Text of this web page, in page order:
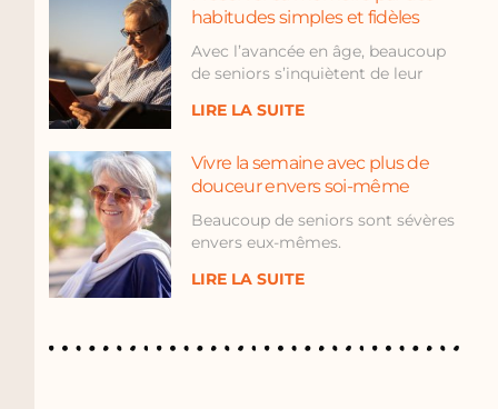
habitudes simples et fidèles
Avec l’avancée en âge, beaucoup
de seniors s’inquiètent de leur
LIRE LA SUITE
Vivre la semaine avec plus de
douceur envers soi-même
Beaucoup de seniors sont sévères
envers eux-mêmes.
LIRE LA SUITE